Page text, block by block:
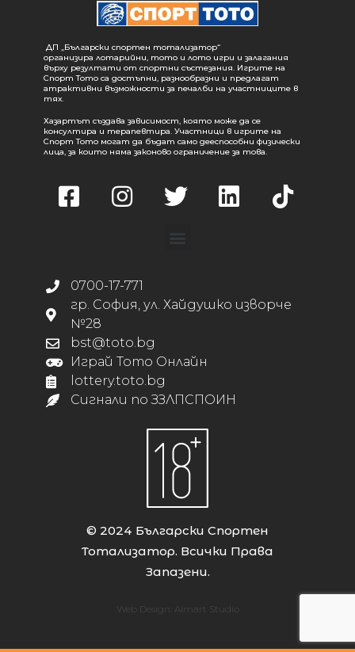
ДП „Български спортен тотализатор“
организира лотарийни, тото и лото игри и залагания
върху резултати от спортни състезания. Игрите на
Спорт Тото са достъпни, разнообразни и предлагат
атрактивни възможности за печалби на участниците в
тях.
Хазартът създава зависимост, която може да се
консултира и терапевтира. Участници в игрите на
Спорт Тото могат да бъдат само дееспособни физически
лица, за които няма законово ограничение за това.
0700-17-771
гр. София, ул. Хайдушко изворче
№28
bst@toto.bg
Играй Тото Онлайн
lottery.toto.bg
Сигнали по ЗЗЛПСПОИН
© 2024 Български Спортен
Тотализатор. Всички Права
Запазени.
Web Design: Almart Studio